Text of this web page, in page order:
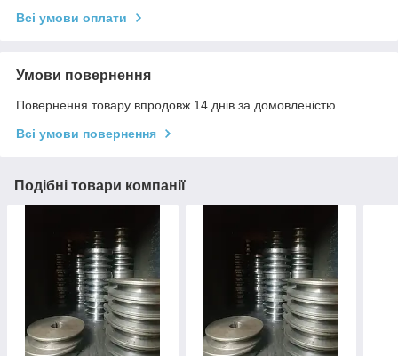
Всі умови оплати
Умови повернення
Повернення товару впродовж 14 днів за домовленістю
Всі умови повернення
Подібні товари компанії